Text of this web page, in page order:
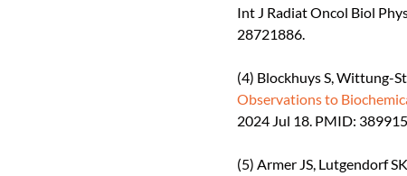
Int J Radiat Oncol Biol
28721886.
(4) Blockhuys S, Wittung-
Observations to
2024 Jul 18. PMID:
(5) Armer JS, Lutgendorf